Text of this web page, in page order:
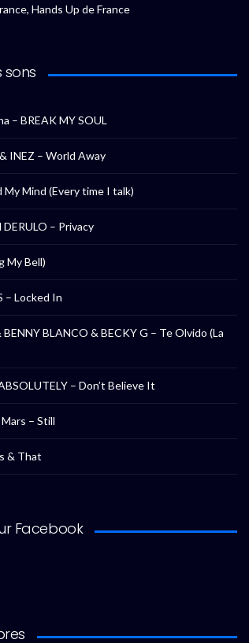
Hands Up de France
sons
– BREAK MY SOUL
INEZ – World Away
My Mind (Every time I talk)
– Privacy
My Bell)
– Locked In
BENNY BLANCO & BECKY G – Te Olvido (La
– Don’t Believe It
– Still
& That
Facebook